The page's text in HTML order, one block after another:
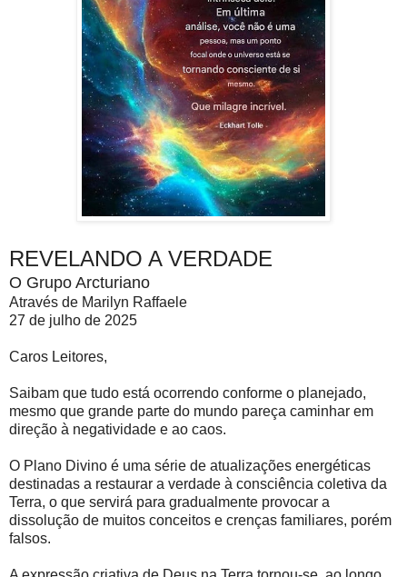
REVELANDO A VERDADE
O Grupo Arcturiano
Através de Marilyn Raffaele
27 de julho de 2025
Caros Leitores,
Saibam que tudo está ocorrendo conforme o planejado,
mesmo que grande parte do mundo pareça caminhar em
direção à negatividade e ao caos.
O Plano Divino é uma série de atualizações energéticas
destinadas a restaurar a verdade à consciência coletiva da
Terra, o que servirá para gradualmente provocar a
dissolução de muitos conceitos e crenças familiares, porém
falsos.